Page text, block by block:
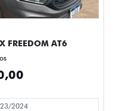
FREEDOM AT6
2024